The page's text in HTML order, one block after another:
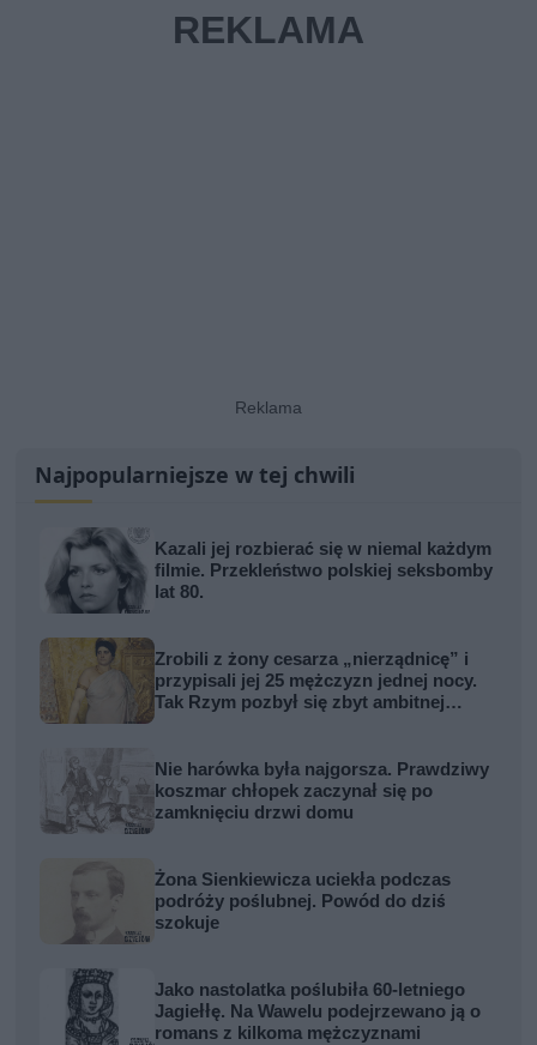
Najpopularniejsze w tej chwili
Kazali jej rozbierać się w niemal każdym
filmie. Przekleństwo polskiej seksbomby
lat 80.
Zrobili z żony cesarza „nierządnicę” i
przypisali jej 25 mężczyzn jednej nocy.
Tak Rzym pozbył się zbyt ambitnej
Nie harówka była najgorsza. Prawdziwy
koszmar chłopek zaczynał się po
zamknięciu drzwi domu
Żona Sienkiewicza uciekła podczas
podróży poślubnej. Powód do dziś
szokuje
Jako nastolatka poślubiła 60-letniego
Jagiełłę. Na Wawelu podejrzewano ją o
romans z kilkoma mężczyznami